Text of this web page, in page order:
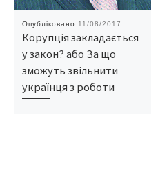
Опубліковано 11/08/2017
Корупція закладається
у закон? або За що
зможуть звільнити
українця з роботи